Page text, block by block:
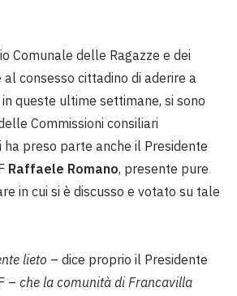
Comunale delle Ragazze e dei
al consesso cittadino di aderire a
queste ultime settimane, si sono
Commissioni consiliari
preso parte anche il Presidente
Raffaele Romano, presente pure
in cui si è discusso e votato su tale
lieto – dice proprio il Presidente
– che la comunità di Francavilla